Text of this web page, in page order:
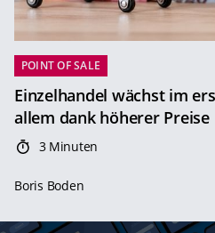
POINT OF SALE
Einzelhandel wächst im
allem dank höherer Preise
3 Minuten
Boris Boden